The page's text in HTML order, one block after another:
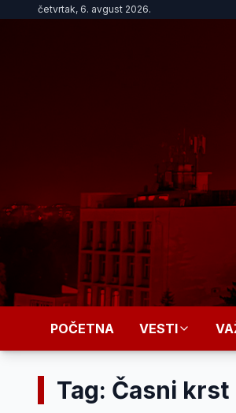
četvrtak, 6. avgust 2026.
POČETNA VESTI
Tag: Časni krst